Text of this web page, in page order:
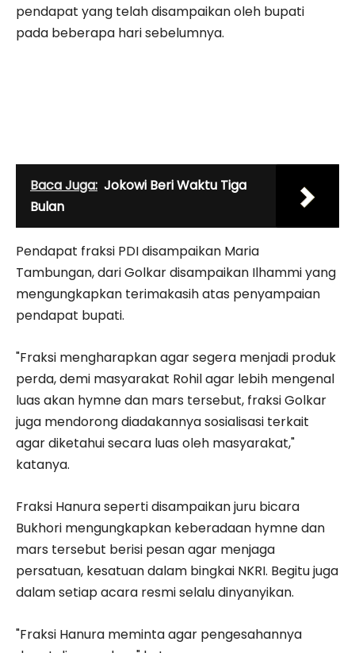
pendapat yang telah disampaikan oleh bupati
pada beberapa hari sebelumnya.
Baca Juga: Jokowi Beri Waktu Tiga
Bulan
Pendapat fraksi PDI disampaikan Maria
Tambungan, dari Golkar disampaikan Ilhammi yang
mengungkapkan terimakasih atas penyampaian
pendapat bupati.
"Fraksi mengharapkan agar segera menjadi produk
perda, demi masyarakat Rohil agar lebih mengenal
luas akan hymne dan mars tersebut, fraksi Golkar
juga mendorong diadakannya sosialisasi terkait
agar diketahui secara luas oleh masyarakat,"
katanya.
Fraksi Hanura seperti disampaikan juru bicara
Bukhori mengungkapkan keberadaan hymne dan
mars tersebut berisi pesan agar menjaga
persatuan, kesatuan dalam bingkai NKRI. Begitu juga
dalam setiap acara resmi selalu dinyanyikan.
"Fraksi Hanura meminta agar pengesahannya